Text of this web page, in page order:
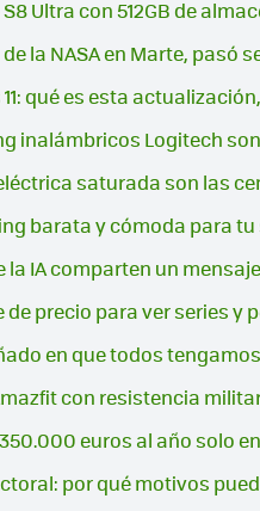
Ultra con 512GB de
la NASA en Marte, pasó
qué es esta
inalámbricos Logitech
saturada son las
barata y cómoda para
la IA comparten un
de precio para ver series
en que todos
con resistencia
euros al año solo
por qué motivos